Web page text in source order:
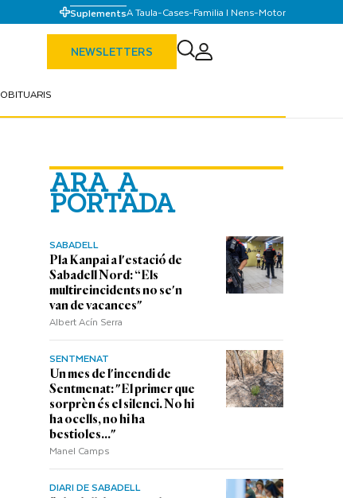
SuplementsA Taula-Cases-Familia I Nens-Motor
NEWSLETTERS
OBITUARIS
ARA A
PORTADA
SABADELL
Pla Kanpai a l'estació de
Sabadell Nord: “Els
multireincidents no se'n
van de vacances"
Albert Acín Serra
SENTMENAT
Un mes de l'incendi de
Sentmenat: "El primer que
sorprèn és el silenci. No hi
ha ocells, no hi ha
bestioles..."
Manel Camps
DIARI DE SABADELL